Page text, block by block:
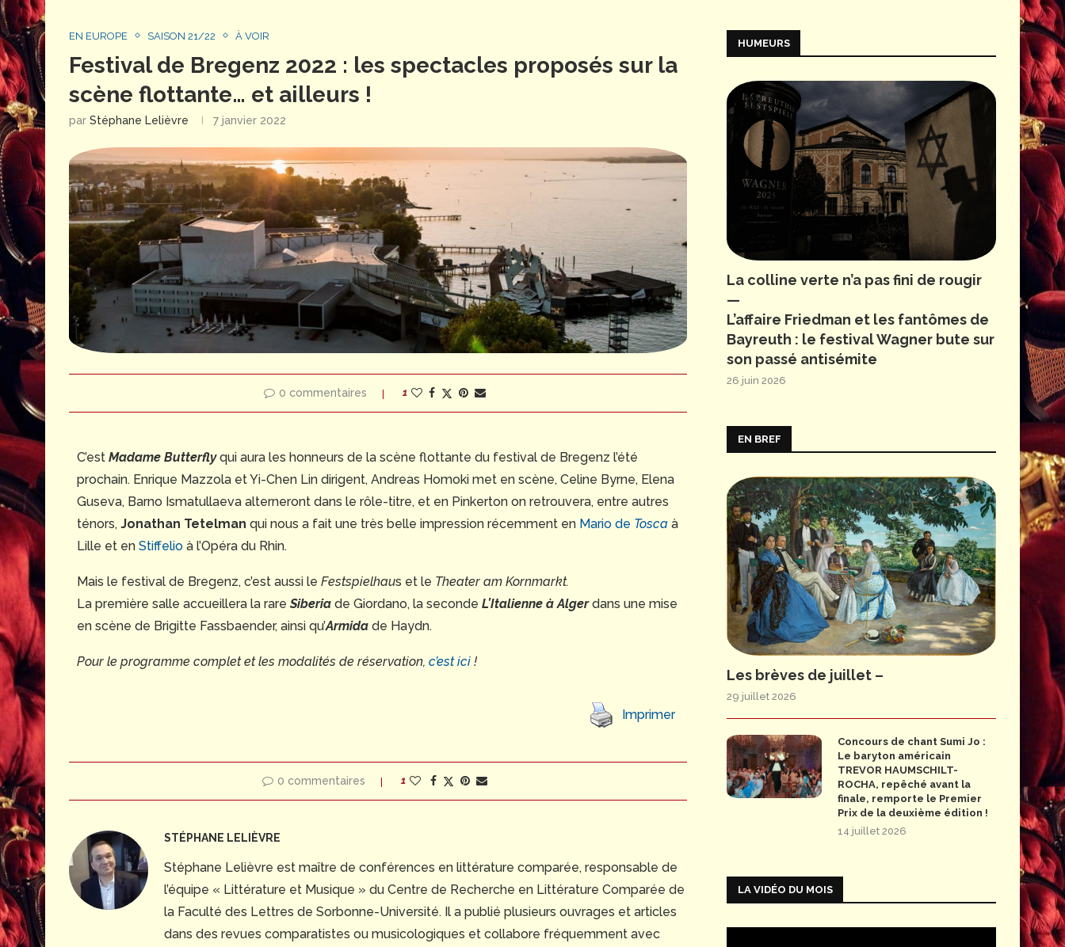
EN EUROPE SAISON 21/22 À VOIR
Festival de Bregenz 2022 : les spectacles proposés sur la
scène flottante… et ailleurs !
par Stéphane Lelièvre 7 janvier 2022
0 commentaires 1
C’est Madame Butterfly qui aura les honneurs de la scène flottante du festival de Bregenz l’été
prochain. Enrique Mazzola et Yi-Chen Lin dirigent, Andreas Homoki met en scène, Celine Byrne, Elena
Guseva, Barno Ismatullaeva alterneront dans le rôle-titre, et en Pinkerton on retrouvera, entre autres
ténors, Jonathan Tetelman qui nous a fait une très belle impression récemment en Mario de Tosca à
Lille et en Stiffelio à l’Opéra du Rhin.
Mais le festival de Bregenz, c’est aussi le Festspielhaus et le Theater am Kornmarkt.
La première salle accueillera la rareSiberia de Giordano, la seconde L’Italienne à Algerdans une mise
en scène de Brigitte Fassbaender, ainsi qu’Armida de Haydn.
Pour le programme complet et les modalités de réservation, c’est ici !
Imprimer
0 commentaires 1
STÉPHANE LELIÈVRE
Stéphane Lelièvre est maître de conférences en littérature comparée, responsable de
l’équipe « Littérature et Musique » du Centre de Recherche en Littérature Comparée de
la Faculté des Lettres de Sorbonne-Université. Il a publié plusieurs ouvrages et articles
dans des revues comparatistes ou musicologiques et collabore fréquemment avec
HUMEURS
La colline verte n’a pas fini de rougir
—
L’affaire Friedman et les fantômes de
Bayreuth : le festival Wagner bute sur
son passé antisémite
26 juin 2026
EN BREF
Les brèves de juillet –
29 juillet 2026
Concours de chant Sumi Jo :
Le baryton américain
TREVOR HAUMSCHILT-
ROCHA, repêché avant la
finale, remporte le Premier
Prix de la deuxième édition !
14 juillet 2026
LA VIDÉO DU MOIS